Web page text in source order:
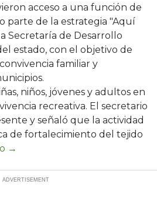
acceso a una función de
parte de la estrategia "Aquí
Secretaría de Desarrollo
estado, con el objetivo de
familiar y
niños, jóvenes y adultos en
recreativa. El secretario
y señaló que la actividad
de fortalecimiento del tejido